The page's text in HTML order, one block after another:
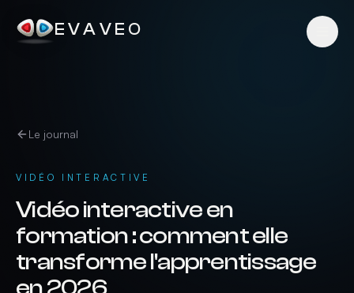
EVAVEO
Le journal
VIDÉO INTERACTIVE
Vidéo interactive en
formation : comment elle
transforme l'apprentissage